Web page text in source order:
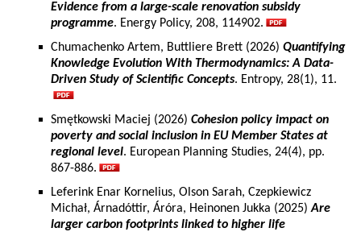
Evidence from a large-scale renovation subsidy
programme. Energy Policy, 208, 114902.
Chumachenko Artem, Buttliere Brett (2026) Quantifying
Knowledge Evolution With Thermodynamics: A Data-
Driven Study of Scientific Concepts. Entropy, 28(1), 11.
Smętkowski Maciej (2026) Cohesion policy impact on
poverty and social inclusion in EU Member States at
regional level. European Planning Studies, 24(4), pp.
867-886.
Leferink Enar Kornelius, Olson Sarah, Czepkiewicz
Michał, Árnadóttir, Áróra, Heinonen Jukka (2025)Are
larger carbon footprints linked to higher life